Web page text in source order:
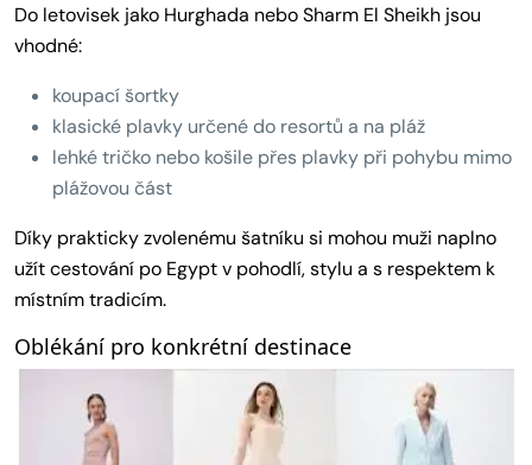
Do letovisek jako Hurghada nebo Sharm El Sheikh jsou
vhodné:
koupací šortky
klasické plavky určené do resortů a na pláž
lehké tričko nebo košile přes plavky při pohybu mimo
plážovou část
Díky prakticky zvolenému šatníku si mohou muži naplno
užít cestování po Egypt v pohodlí, stylu a s respektem k
místním tradicím.
Oblékání pro konkrétní destinace